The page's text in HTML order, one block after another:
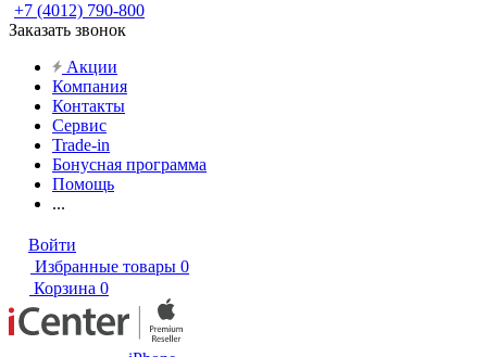
+7 (4012) 790-800
Заказать звонок
Акции
Компания
Контакты
Сервис
Trade-in
Бонусная программа
Помощь
...
Войти
Избранные товары 0
Корзина 0